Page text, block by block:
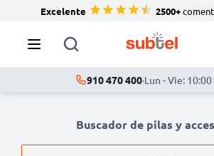
Excelente 2500+
910 470 400·Lun - Vie: 10:00
Buscador de pilas y